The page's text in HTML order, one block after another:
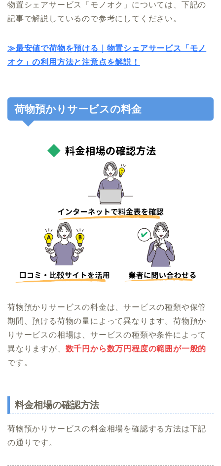
物置シェアサービス「モノオク」については、下記の
記事で解説しているので参考にしてください。
≫最安値で荷物を預ける｜物置シェアサービス「モノ
オク」の利用方法と注意点を解説！
荷物預かりサービスの料金
荷物預かりサービスの料金は、サービスの種類や保管
期間、預ける荷物の量によって異なります。荷物預か
りサービスの相場は、サービスの種類や条件によって
異なりますが、 数千円から数万円程度の範囲が一般的
です。
料金相場の確認方法
荷物預かりサービスの料金相場を確認する方法は下記
の通りです。